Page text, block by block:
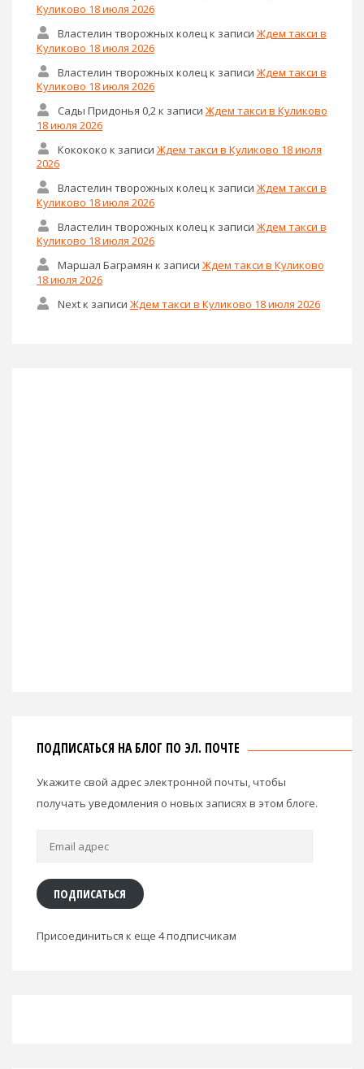
Куликово 18 июля 2026
Властелин творожных колец к записи Ждем такси в
Куликово 18 июля 2026
Властелин творожных колец к записи Ждем такси в
Куликово 18 июля 2026
Сады Придонья 0,2к записи Ждем такси в Куликово
18 июля 2026
Кокококо к записи Ждем такси в Куликово 18 июля
2026
Властелин творожных колецк записи Ждем такси в
Куликово 18 июля 2026
Властелин творожных колец к записи Ждем такси в
Куликово 18 июля 2026
Маршал Баграмян к записи Ждем такси в Куликово
18 июля 2026
Nextк записи Ждем такси в Куликово 18 июля 2026
ПОДПИСАТЬСЯ НА БЛОГ ПО ЭЛ. ПОЧТЕ
Укажите свой адрес электронной почты, чтобы
получать уведомления о новых записях в этом блоге.
Email
ПОДПИСАТЬСЯ
Присоединиться к еще 4 подписчикам